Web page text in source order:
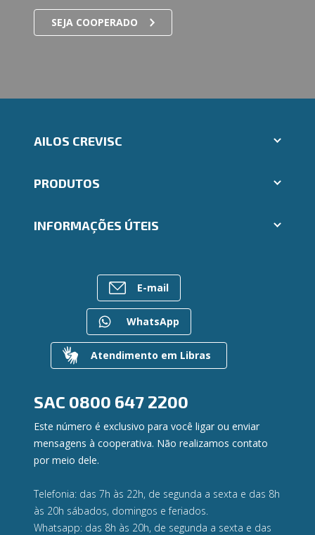
SEJA COOPERADO
AILOS CREVISC
Indique um amigo
Trabalhe Conosco
Ailos Educação
Gerenciar Cookies
PRODUTOS
Consórcios
Para empresas
INFORMAÇÕES ÚTEIS
Postos de Atendimento
Regularização de dívidas
Valores a Receber
Contato
Canal de Ética
Ouvidoria
E-mail
WhatsApp
Atendimento em Libras
SAC 0800 647 2200
Este número é exclusivo para você ligar ou enviar
mensagens à cooperativa. Não realizamos contato
por meio dele.
Telefonia: das 7h às 22h, de segunda a sexta e das 8h
às 20h sábados, domingos e feriados.
Whatsapp: das 8h às 20h, de segunda a sexta e das